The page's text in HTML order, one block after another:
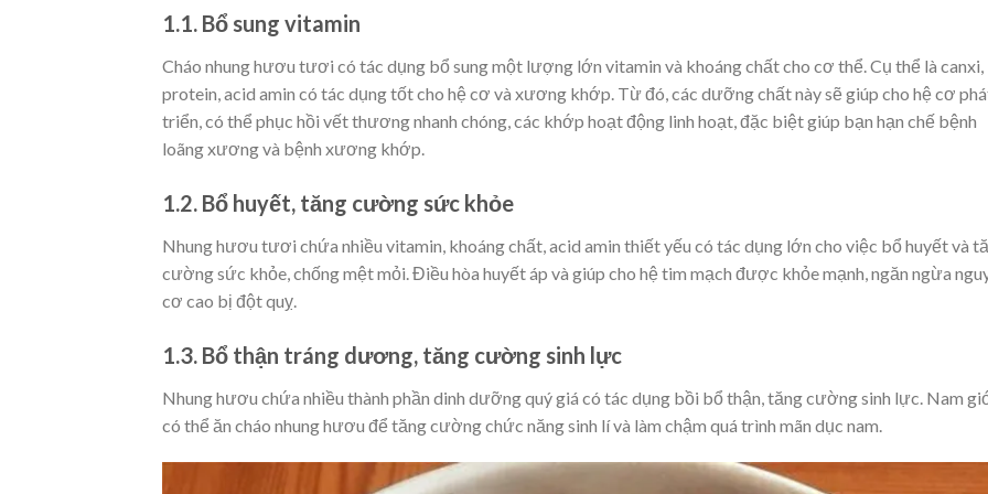
1.1. Bổ sung vitamin
Cháo nhung hươu tươi có tác dụng bổ sung một lượng lớn vitamin và khoáng chất cho cơ thể. Cụ thể là canxi,
protein, acid amin có tác dụng tốt cho hệ cơ và xương khớp. Từ đó, các dưỡng chất này sẽ giúp cho hệ cơ
triển, có thể phục hồi vết thương nhanh chóng, các khớp hoạt động linh hoạt, đặc biệt giúp bạn hạn chế bệnh
loãng xương và bệnh xương khớp.
1.2. Bổ huyết, tăng cường sức khỏe
Nhung hươu tươi chứa nhiều vitamin, khoáng chất, acid amin thiết yếu có tác dụng lớn cho việc bổ huyết và
cường sức khỏe, chống mệt mỏi. Điều hòa huyết áp và giúp cho hệ tim mạch được khỏe mạnh, ngăn ngừa
cơ cao bị đột quỵ.
1.3. Bổ thận tráng dương, tăng cường sinh lực
Nhung hươu chứa nhiều thành phần dinh dưỡng quý giá có tác dụng bồi bổ thận, tăng cường sinh lực. Nam
có thể ăn cháo nhung hươu để tăng cường chức năng sinh lí và làm chậm quá trình mãn dục nam.